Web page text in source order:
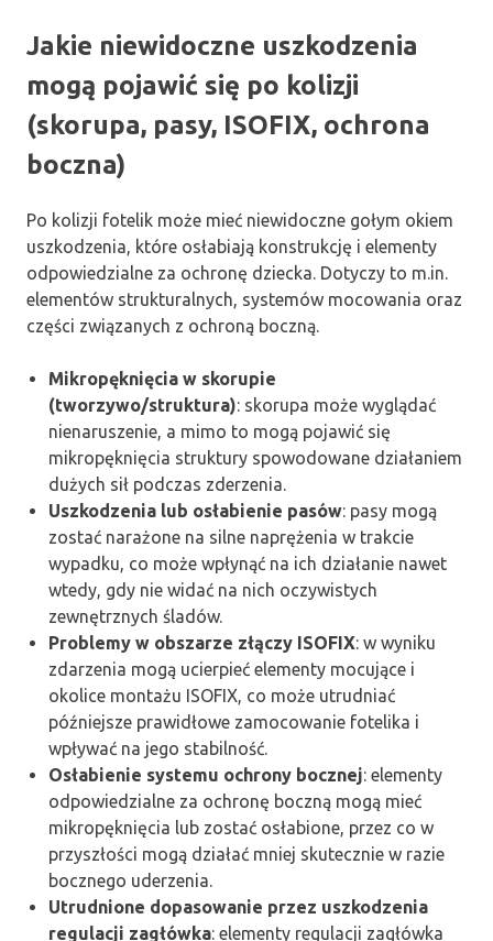
Jakie niewidoczne uszkodzenia
mogą pojawić się po kolizji
(skorupa, pasy, ISOFIX, ochrona
boczna)
Po kolizji fotelik może mieć niewidoczne gołym okiem
uszkodzenia, które osłabiają konstrukcję i elementy
odpowiedzialne za ochronę dziecka. Dotyczy to m.in.
elementów strukturalnych, systemów mocowania oraz
części związanych z ochroną boczną.
Mikropęknięcia w skorupie
(tworzywo/struktura): skorupa może wyglądać
nienaruszenie, a mimo to mogą pojawić się
mikropęknięcia struktury spowodowane działaniem
dużych sił podczas zderzenia.
Uszkodzenia lub osłabienie pasów: pasy mogą
zostać narażone na silne naprężenia w trakcie
wypadku, co może wpłynąć na ich działanie nawet
wtedy, gdy nie widać na nich oczywistych
zewnętrznych śladów.
Problemy w obszarze złączy ISOFIX: w wyniku
zdarzenia mogą ucierpieć elementy mocujące i
okolice montażu ISOFIX, co może utrudniać
późniejsze prawidłowe zamocowanie fotelika i
wpływać na jego stabilność.
Osłabienie systemu ochrony bocznej: elementy
odpowiedzialne za ochronę boczną mogą mieć
mikropęknięcia lub zostać osłabione, przez co w
przyszłości mogą działać mniej skutecznie w razie
bocznego uderzenia.
Utrudnione dopasowanie przez uszkodzenia
regulacji zagłówka: elementy regulacji zagłówka